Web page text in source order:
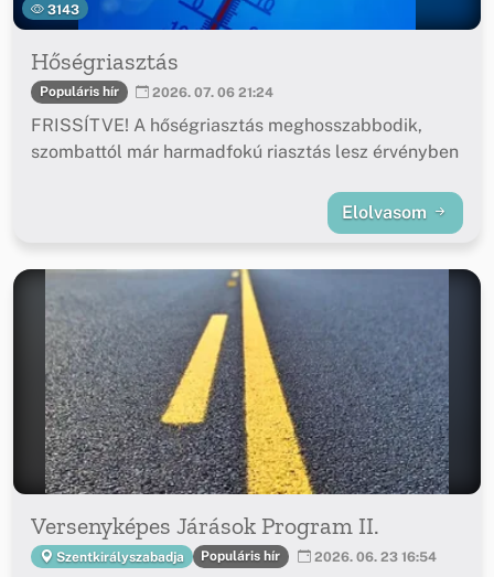
3143
Hőségriasztás
Populáris hír 2026. 07. 06 21:24
FRISSÍTVE! A hőségriasztás meghosszabbodik,
szombattól már harmadfokú riasztás lesz érvényben
Elolvasom
Versenyképes Járások Program II.
Szentkirályszabadja Populáris hír 2026. 06. 23 16:54